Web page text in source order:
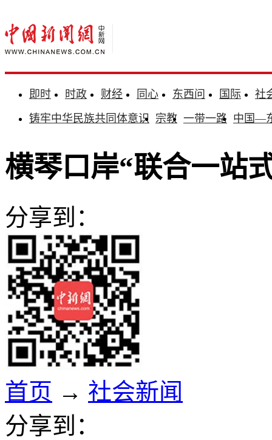
即时 时政 财经 同心 东西问 国际
社
铸牢中华民族共同体意识 宗教 一带一路 中国—
横琴口岸“联合一站
分享到：
首页 → 社会新闻
分享到：